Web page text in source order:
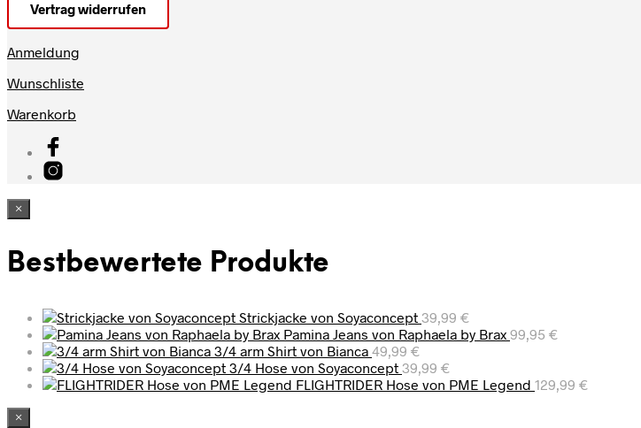
Vertrag widerrufen
Anmeldung
Wunschliste
Warenkorb
×
Bestbewertete Produkte
Strickjacke von Soyaconcept 39,99 €
Pamina Jeans von Raphaela by Brax 99,95 €
3/4 arm Shirt von Bianca 49,99 €
3/4 Hose von Soyaconcept 39,99 €
FLIGHTRIDER Hose von PME Legend 129,99 €
×